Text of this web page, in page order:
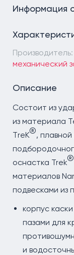
Информация
Производитель:
механический
Описание
Состоит из
из материала
ТreK®,
оснастка Trek®
материалов
подвесками из
корпус
пазами для
и